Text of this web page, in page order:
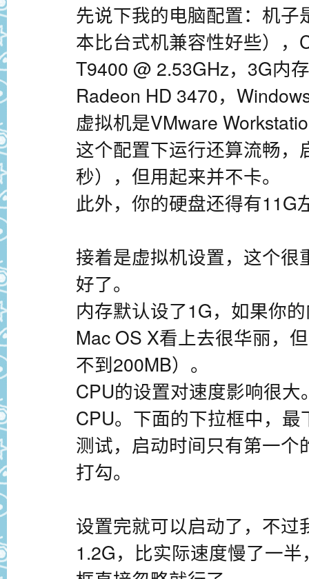
先说下我的电脑配置：机子
本比台式机兼容性好些），
T9400 @ 2.53GHz，3G内
Radeon HD 3470，
虚拟机是VMware
这个配置下运行还算流畅
秒），但用起来并不卡。
此外，你的硬盘还得有11G
接着是虚拟机设置，这个
好了。
内存默认设了1G，如果你
Mac OS X看上去很华丽，
不到200MB）。
CPU的设置对速度影响很
CPU。下面的下拉框中，
测试，启动时间只有第一
打勾。
设置完就可以启动了，不
1.2G，比实际速度慢了一